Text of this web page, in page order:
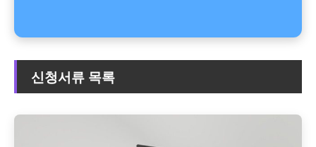
신청서류 목록